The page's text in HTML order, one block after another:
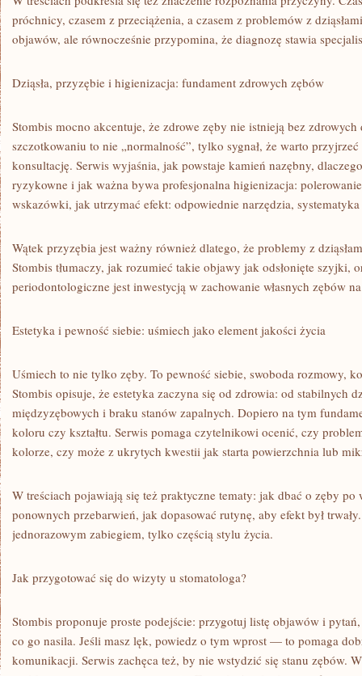
próchnicy, czasem z przeciążenia, a czasem z problemów z
objawów, ale równocześnie przypomina, że diagnozę stawia
Dziąsła, przyzębie i higienizacja: fundament zdrowych zębów
Stombis mocno akcentuje, że zdrowe zęby nie istnieją bez
szczotkowaniu to nie „normalność”, tylko sygnał, że warto
konsultację. Serwis wyjaśnia, jak powstaje kamień nazębny,
ryzykowne i jak ważna bywa profesjonalna higienizacja:
wskazówki, jak utrzymać efekt: odpowiednie narzędzia,
Wątek przyzębia jest ważny również dlatego, że problemy z
Stombis tłumaczy, jak rozumieć takie objawy jak odsłonięte szyjki,
periodontologiczne jest inwestycją w zachowanie własnych zębów
Estetyka i pewność siebie: uśmiech jako element jakości życia
Uśmiech to nie tylko zęby. To pewność siebie, swoboda rozmowy,
Stombis opisuje, że estetyka zaczyna się od zdrowia: od stabilnych
międzyzębowych i braku stanów zapalnych. Dopiero na tym
koloru czy kształtu. Serwis pomaga czytelnikowi ocenić, czy
kolorze, czy może z ukrytych kwestii jak starta powierzchnia lub
W treściach pojawiają się też praktyczne tematy: jak dbać o zęby
ponownych przebarwień, jak dopasować rutynę, aby efekt był
jednorazowym zabiegiem, tylko częścią stylu życia.
Jak przygotować się do wizyty u stomatologa?
Stombis proponuje proste podejście: przygotuj listę objawów i
co go nasila. Jeśli masz lęk, powiedz o tym wprost — to pomaga
komunikacji. Serwis zachęca też, by nie wstydzić się stanu zębów.